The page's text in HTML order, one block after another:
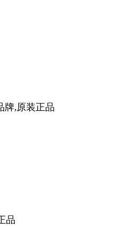
牌,原装正品
品